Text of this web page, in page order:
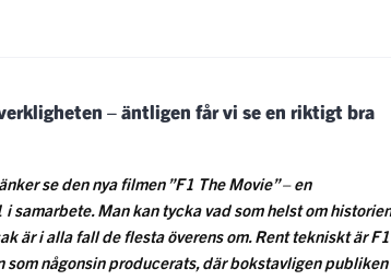
samarbete. Man kan tycka vad som helst om historien
är i alla fall de flesta överens om. Rent tekniskt är F1
som någonsin producerats, där bokstavligen publiken
mycket överträffar att titta på en tävling live.